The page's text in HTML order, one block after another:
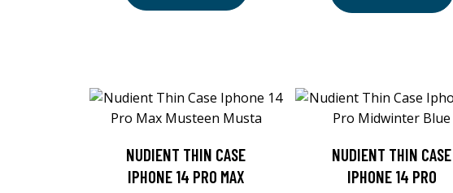
NUDIENT THIN CASE
IPHONE 14 PRO MAX
NUDIENT THIN CASE
IPHONE 14 PRO